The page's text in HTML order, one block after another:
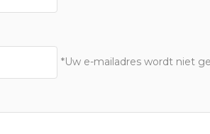
*Uw e-mailadres wordt niet